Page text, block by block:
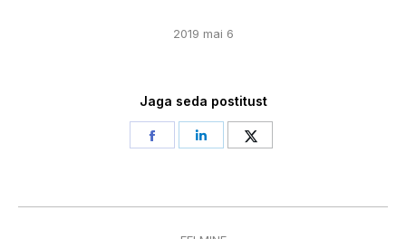
2019 mai 6
Jaga seda postitust
Share
Share